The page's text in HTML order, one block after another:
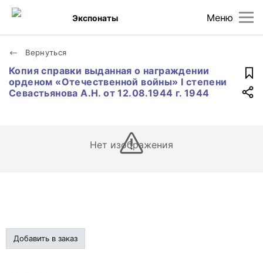
Меню
Экспонаты
Вернуться
Копия справки выданная о награждении
орденом «Отечественной войны» I степени
Севастьянова А.Н. от 12.08.1944 г. 1944
Нет изображения
Добавить в заказ